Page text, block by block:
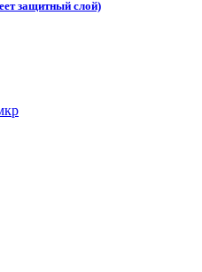
защитный слой)